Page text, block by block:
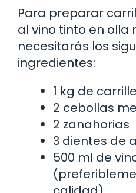
Para preparar
al vino tinto en olla
necesitarás los
ingredientes:
1 kg de
2 cebollas
2 zanahorias
3 dientes de
500 ml de